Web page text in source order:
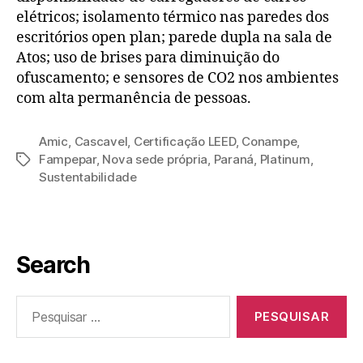
elétricos; isolamento térmico nas paredes dos
escritórios open plan; parede dupla na sala de
Atos; uso de brises para diminuição do
ofuscamento; e sensores de CO2 nos ambientes
com alta permanência de pessoas.
Amic, Cascavel, Certificação LEED, Conampe,
Fampepar, Nova sede própria, Paraná, Platinum,
Sustentabilidade
Search